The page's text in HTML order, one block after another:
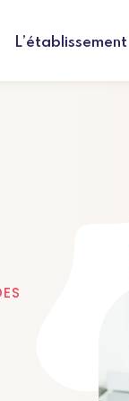
L’établissement